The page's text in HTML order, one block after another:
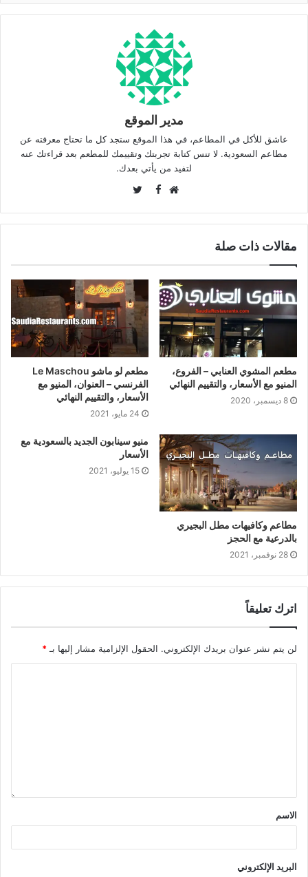
مدير الموقع
عاشق للأكل في المطاعم، في هذا الموقع ستجد كل ما تحتاج معرفته عن
مطاعم السعودية. لا تنس كتابة تجربتك وتقييمك للمطعم بعد قراءتك عنه
لتفيد من يأتي بعدك.
Facebook
مقالات ذات صلة
مطعم المشوي العنابي – الفروع،
المنيو مع الأسعار، والتقييم النهائي
8 ديسمبر، 2020
مطعم لو ماشو Le Maschou
الفرنسي – العنوان، المنيو مع
الأسعار، والتقييم النهائي
24 مايو، 2021
مطاعم وكافيهات مطل البجيري
بالدرعية مع الحجز
28 نوفمبر، 2021
منيو سينابون الجديد بالسعودية مع
الأسعار
15 يوليو، 2021
اترك تعليقاً
لن يتم نشر عنوان بريدك الإلكتروني. الحقول الإلزامية مشار إليها بـ*
الاسم
البريد الإلكتروني